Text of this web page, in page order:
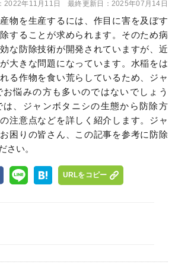
2022年11月11日 最終更新日： 2025年07月14日
物を生産するには、作目に害を及ぼす
することが求められます。そのため病
な防除技術が開発されていますが、近
大きな問題になっています。水稲をは
る作物を食い荒らしているため、ジャ
悩みの方も多いのではないでしょう
、ジャンボタニシの生態から防除方
注意点などを詳しく紹介します。ジャ
困りの皆さん、この記事を参考に防除
さい。
URLをコピー